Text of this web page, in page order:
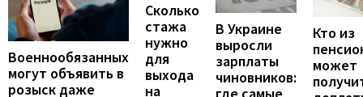
Военнообязанных
могут объявить в
розыск даже
Сколько
стажа
нужно
для
выхода
на
В Украине
выросли
зарплаты
чиновников:
Кто из
может